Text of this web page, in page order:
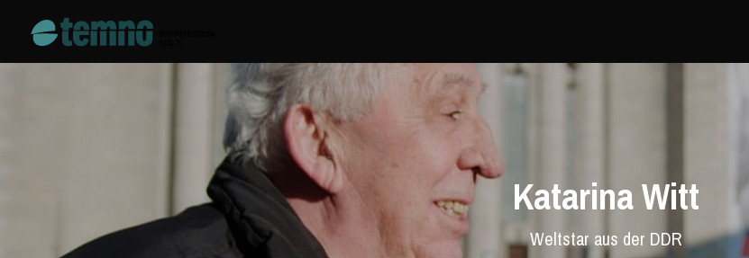
Katarina Witt
Weltstar aus der DDR